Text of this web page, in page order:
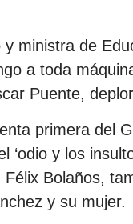
ministra de
a toda
Puente,
primera del
‘odio y los
Bolaños,
y su mujer.